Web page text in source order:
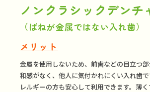
ノンクラシックデンチ
（ばねが金属ではない入れ歯）
メリット
金属を使用しないため、前歯などの目立つ
和感がなく、他人に気付かれにくい入れ歯
レルギーの方も安心して利用できます。薄